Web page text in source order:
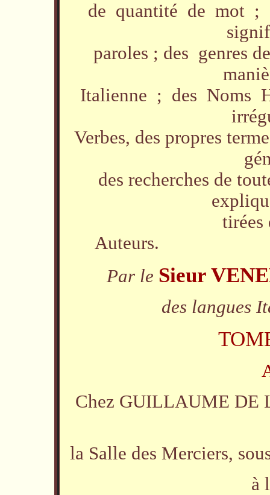
de quantité de mot ;
paroles ; des genres
Italienne ; des Noms
Verbes, des propres
des recherches de
tirées
Auteurs.
Par le Sieur
des langues
Chez GUILLAUME DE
la Salle des Merciers,
à